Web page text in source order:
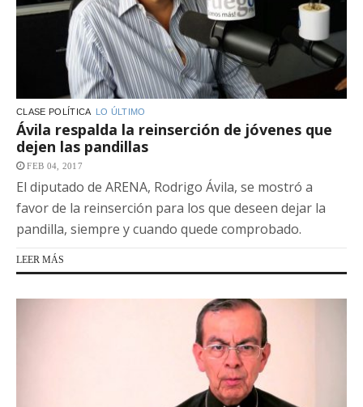
CLASE POLÍTICA LO ÚLTIMO
Ávila respalda la reinserción de jóvenes que
dejen las pandillas
FEB 04, 2017
El diputado de ARENA, Rodrigo Ávila, se mostró a
favor de la reinserción para los que deseen dejar la
pandilla, siempre y cuando quede comprobado.
LEER MÁS